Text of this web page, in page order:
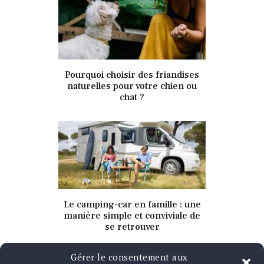
Gérer le consentement aux
336Views 0Likes
Pourquoi choisir des friandises
naturelles pour votre chien ou
chat ?
333 Views 0Likes
Le camping-car en famille : une
manière simple et conviviale de
se retrouver